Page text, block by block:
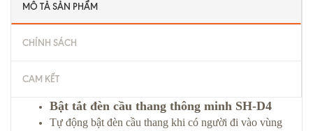
MÔ TẢ SẢN PHẨM
CHÍNH SÁCH
CAM KẾT
Bật tắt đèn cầu thang thông minh SH-D4
Tự động bật đèn cầu thang khi có người đi vào vùng